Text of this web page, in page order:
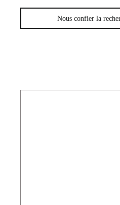
Nous confier la